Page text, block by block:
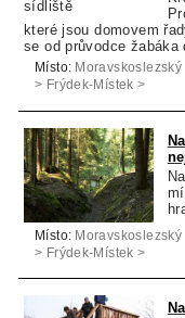
které jsou domovem
se od průvodce
Místo: Moravskoslezský
> Frýdek-Místek >
Místo: Moravskoslezský
> Frýdek-Místek >